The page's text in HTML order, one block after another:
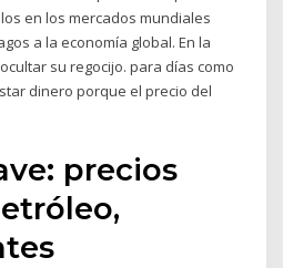
en los mercados mundiales
a la economía global. En la
su regocijo. para días como
dinero porque el precio del
precios